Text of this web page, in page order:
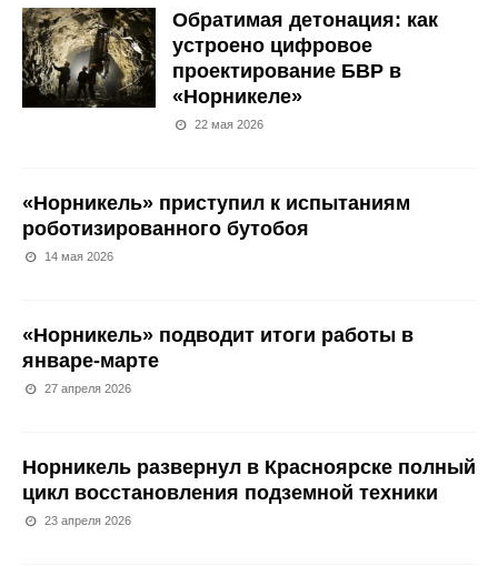
Обратимая детонация: как
устроено цифровое
проектирование БВР в
«Норникеле»
22 мая 2026
«Норникель» приступил к испытаниям
роботизированного бутобоя
14 мая 2026
«Норникель» подводит итоги работы в
январе-марте
27 апреля 2026
Норникель развернул в Красноярске полный
цикл восстановления подземной техники
23 апреля 2026